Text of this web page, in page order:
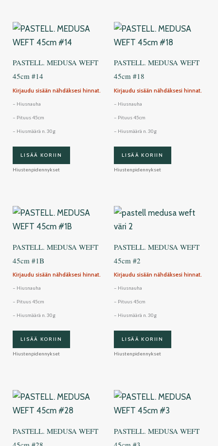
PASTELL. MEDUSA WEFT
45cm #14
Kirjaudu sisään nähdäksesi hinnat.
– Hiusnauha
– Pituus 45cm
– Hiusmäärä n. 30g
LISÄÄ KORIIN
Hiustenpidennykset
PASTELL. MEDUSA WEFT
45cm #18
Kirjaudu sisään nähdäksesi hinnat.
– Hiusnauha
– Pituus 45cm
– Hiusmäärä n. 30g
LISÄÄ KORIIN
Hiustenpidennykset
PASTELL. MEDUSA WEFT
45cm #1B
Kirjaudu sisään nähdäksesi hinnat.
– Hiusnauha
– Pituus 45cm
– Hiusmäärä n. 30g
LISÄÄ KORIIN
Hiustenpidennykset
PASTELL. MEDUSA WEFT
45cm #2
Kirjaudu sisään nähdäksesi hinnat.
– Hiusnauha
– Pituus 45cm
– Hiusmäärä n. 30g
LISÄÄ KORIIN
Hiustenpidennykset
PASTELL. MEDUSA WEFT
PASTELL. MEDUSA WEFT